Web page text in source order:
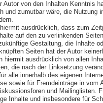
Autor von den Inhalten Kenntnis
und zumutbar wäre, die Nutzung
ausdrücklich, dass zum
auf den zu verlinkenden
Gestaltung, die Inhalte
Seiten hat der Autor
hiermit ausdrücklich von allen
die nach der Linksetzung
alle innerhalb des eigenen
sowie für Fremdeinträge in vom
und Mailinglisten.
Inhalte und insbesondere für